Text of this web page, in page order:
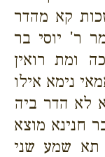
קא מהדר
ר' יוסי בר
ומת רואין
נימא אילו
לא הדר ביה
חנינא מוצא
תא שמע שני